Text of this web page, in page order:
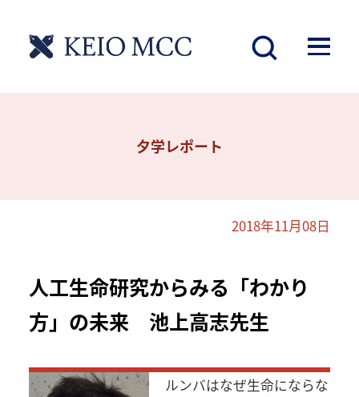
夕学レポート
2018年11月08日
人工生命研究からみる「わかり
方」の未来 池上高志先生
ルンバはなぜ生命にならな